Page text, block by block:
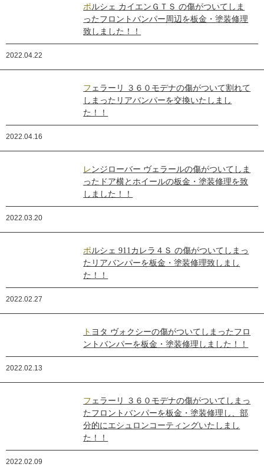
ポルシェ カイエンＧＴＳ の傷がついてしま
ったフロントバンパー周辺を板金・塗装修理
致しました！！
2022.04.22
フェラーリ ３６０モデナの傷がついて割れて
しまったリアバンパーを交換いたしまし
た！！
2022.04.16
レンジローバー ヴェラールの傷がついてしま
ったドア横とホイールの板金・塗装修理を致
しました！！
2022.03.20
ポルシェ 911カレラ４Ｓ の傷がついてしまっ
たリアバンパーを板金・塗装修理致しまし
た！！
2022.02.27
トヨタ ヴォクシーの傷がついてしまったフロ
ントバンパーを板金・塗装修理しました！！
2022.02.13
フェラーリ ３６０モデナの傷がついてしまっ
たフロントバンパーを板金・塗装修理し、部
分的にエシュロンコーティングいたしまし
た！！
2022.02.09